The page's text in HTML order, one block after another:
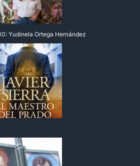
Yudinela Ortega Hernández